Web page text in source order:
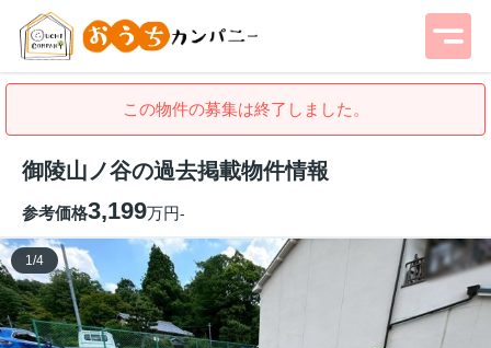
この物件の募集は終了しました。
御陵山ノ谷の過去掲載物件情報
参考価格3,199万円-
1 /4